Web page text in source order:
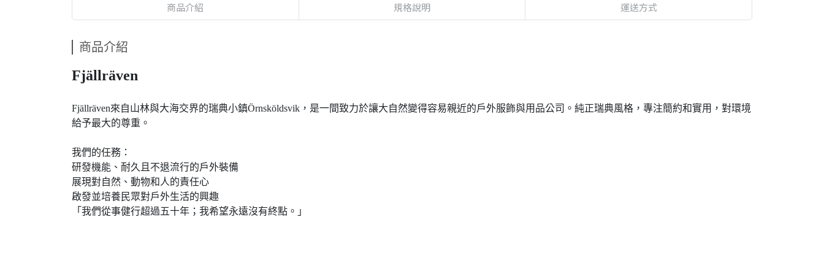
商品介紹 規格說明 運送方式
商品介紹
Fjällräven
Fjällräven來自山林與大海交界的瑞典小鎮Örnsköldsvik，是一間致力於讓大自然變得容易親近的戶外服飾與用品公司。純正瑞典風格，專注簡約和實用，對環境
給予最大的尊重。
我們的任務：
研發機能、耐久且不退流行的戶外裝備
展現對自然、動物和人的責任心
啟發並培養民眾對戶外生活的興趣
「我們從事健行超過五十年；我希望永遠沒有終點。」